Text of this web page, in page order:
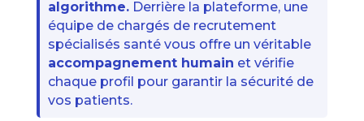
algorithme.Derrière la plateforme, une
équipe de chargés de recrutement
spécialisés santé vous offre un véritable
accompagnement humain et vérifie
chaque profil pour garantir la sécurité de
vos patients.